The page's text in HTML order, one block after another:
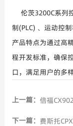
伦茨3200C系列
制(PLC) 、运动控
产品特点为通过高
程开发标准，确保
口，满足用户的多
上一篇： 倍福
下一篇： 费斯托